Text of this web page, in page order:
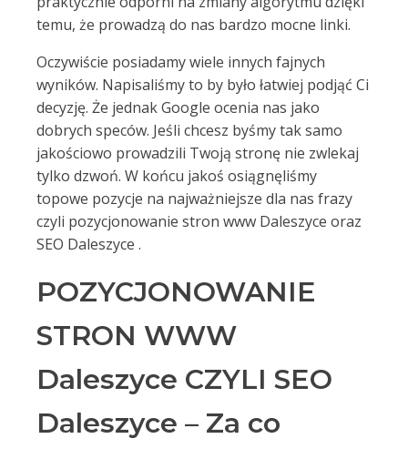
temu, że prowadzą do nas bardzo mocne linki.
Oczywiście posiadamy wiele innych fajnych
wyników. Napisaliśmy to by było łatwiej podjąć Ci
decyzję. Że jednak Google ocenia nas jako
dobrych speców. Jeśli chcesz byśmy tak samo
jakościowo prowadzili Twoją stronę nie zwlekaj
tylko dzwoń. W końcu jakoś osiągnęliśmy
topowe pozycje na najważniejsze dla nas frazy
czyli pozycjonowanie stron www Daleszyce oraz
SEO Daleszyce .
POZYCJONOWANIE
STRON WWW
Daleszyce CZYLI SEO
Daleszyce – Za co